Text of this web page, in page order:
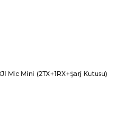
Mic Mini (2TX+1RX+Şarj Kutusu)